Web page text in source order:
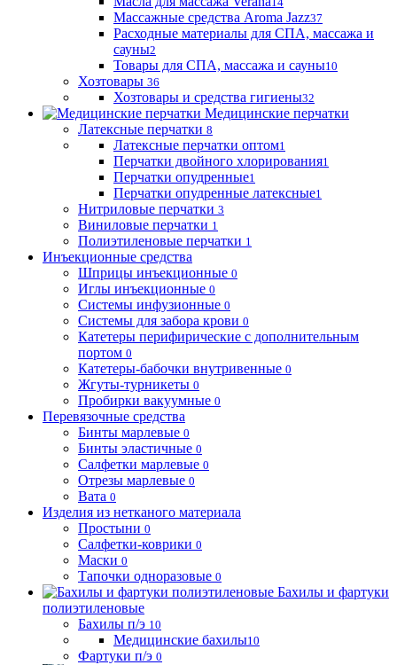
Массажные средства Aroma Jazz37
Расходные материалы для СПА, массажа и
сауны2
Товары для СПА, массажа и сауны10
Хозтовары 36
Хозтовары и средства гигиены32
Медицинские перчатки
Латексные перчатки 8
Латексные перчатки оптом1
Перчатки двойного хлорирования1
Перчатки опудренные1
Перчатки опудренные латексные1
Нитриловые перчатки 3
Виниловые перчатки 1
Полиэтиленовые перчатки 1
Инъекционные средства
Шприцы инъекционные 0
Иглы инъекционные 0
Системы инфузионные 0
Системы для забора крови 0
Катетеры перифирические с дополнительным
портом 0
Катетеры-бабочки внутривенные 0
Жгуты-турникеты 0
Пробирки вакуумные 0
Перевязочные средства
Бинты марлевые 0
Бинты эластичные 0
Салфетки марлевые 0
Отрезы марлевые 0
Вата 0
Изделия из нетканого материала
Простыни 0
Салфетки-коврики 0
Маски 0
Тапочки одноразовые 0
Бахилы и фартуки
полиэтиленовые
Бахилы п/э 10
Медицинские бахилы10
Фартуки п/э 0